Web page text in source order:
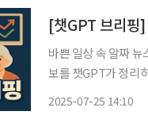
[챗GPT 브리핑
바쁜 일상 속 알짜
보를 챗GPT가 정리하고 편집
2025-07-25 14:10